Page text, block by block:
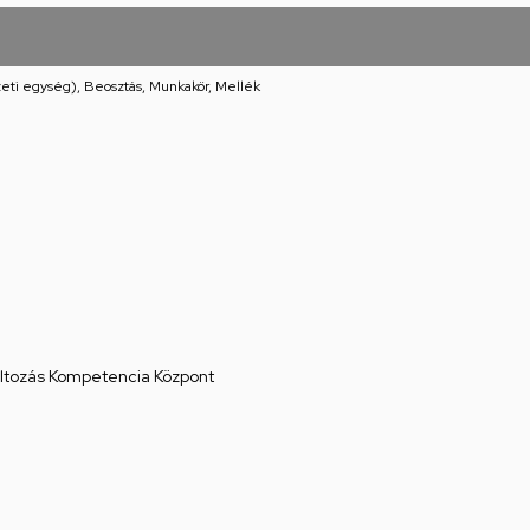
egység), Beosztás, Munkakör, Mellék
Kompetencia Központ